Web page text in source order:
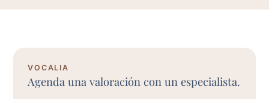
VOCALIA
Agenda una valoración con un especialista.